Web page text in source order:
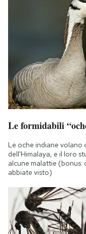
Le formidabili
Le oche indiane volano
dell'Himalaya, e il loro
alcune malattie (bonus:
abbiate visto)